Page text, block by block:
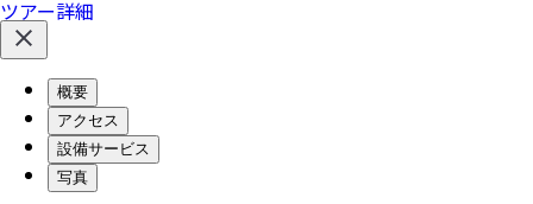
ツアー詳細
概要
アクセス
設備サービス
写真